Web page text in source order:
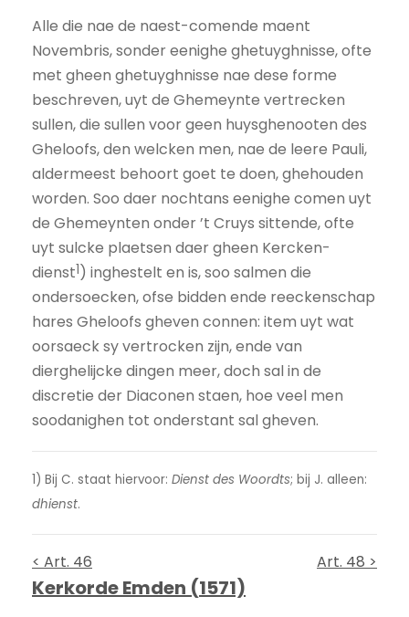
Alle die nae de naest-comende maent
Novembris, sonder eenighe ghetuyghnisse, ofte
met gheen ghetuyghnisse nae dese forme
beschreven, uyt de Ghemeynte vertrecken
sullen, die sullen voor geen huysghenooten des
Gheloofs, den welcken men, nae de leere Pauli,
aldermeest behoort goet te doen, ghehouden
worden. Soo daer nochtans eenighe comen uyt
de Ghemeynten onder ’t Cruys sittende, ofte
uyt sulcke plaetsen daer gheen Kercken-
dienst1) inghestelt en is, soo salmen die
ondersoecken, ofse bidden ende reeckenschap
hares Gheloofs gheven connen: item uyt wat
oorsaeck sy vertrocken zijn, ende van
dierghelijcke dingen meer, doch sal in de
discretie der Diaconen staen, hoe veel men
soodanighen tot onderstant sal gheven.
1) Bij C. staat hiervoor: Dienst des Woordts; bij J. alleen:
dhienst.
< Art. 46 Art. 48 >
Kerkorde Emden (1571)